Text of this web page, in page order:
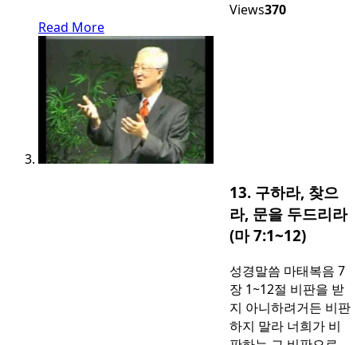
Views370
Read More
13. 구하라, 찾으
라, 문을 두드리라
(마 7:1~12)
성경말씀 마태복음 7
장 1~12절 비판을 받
지 아니하려거든 비판
하지 말라 너희가 비